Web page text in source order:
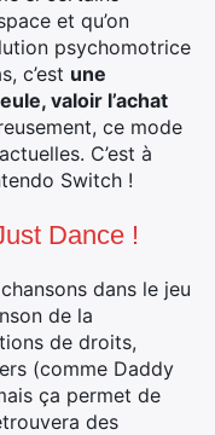
et qu’on
psychomotrice
c’est une
valoir l’achat
ce mode
C’est à
Switch !
Dance !
dans le jeu
de la
de droits,
(comme Daddy
ça permet de
des